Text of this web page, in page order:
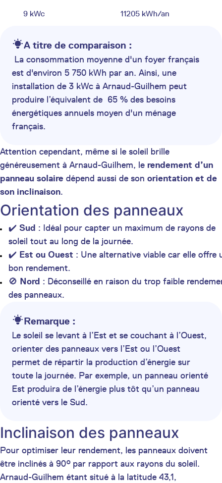
9 kWc 11205 kWh/an
A titre de comparaison :
La consommation moyenne d'un foyer français
est d'environ 5 750 kWh par an. Ainsi, une
installation de 3 kWc à Arnaud-Guilhem peut
produire l’équivalent de 65 % des besoins
énergétiques annuels moyen d'un ménage
français.
Attention cependant, même si le soleil brille
généreusement à Arnaud-Guilhem, le rendement d’un
panneau solaire dépend aussi de son orientation et de
son inclinaison.
Orientation des panneaux
✔️ Sud : Idéal pour capter un maximum de rayons de
soleil tout au long de la journée.
✔️ Est ou Ouest : Une alternative viable car elle offre
bon rendement.
🚫 Nord : Déconseillé en raison du trop faible
des panneaux.
Remarque :
Le soleil se levant à l’Est et se couchant à l’Ouest,
orienter des panneaux vers l’Est ou l’Ouest
permet de répartir la production d’énergie sur
toute la journée. Par exemple, un panneau orienté
Est produira de l’énergie plus tôt qu’un panneau
orienté vers le Sud.
Inclinaison des panneaux
Pour optimiser leur rendement, les panneaux doivent
être inclinés à 90° par rapport aux rayons du soleil.
Arnaud-Guilhem étant situé à la latitude 43,1,